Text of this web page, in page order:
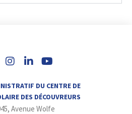
s
g
r
a
n
d
i
n
u
b
e
DU CENTRE DE
DES DÉCOUVREURS
Avenue Wolfe